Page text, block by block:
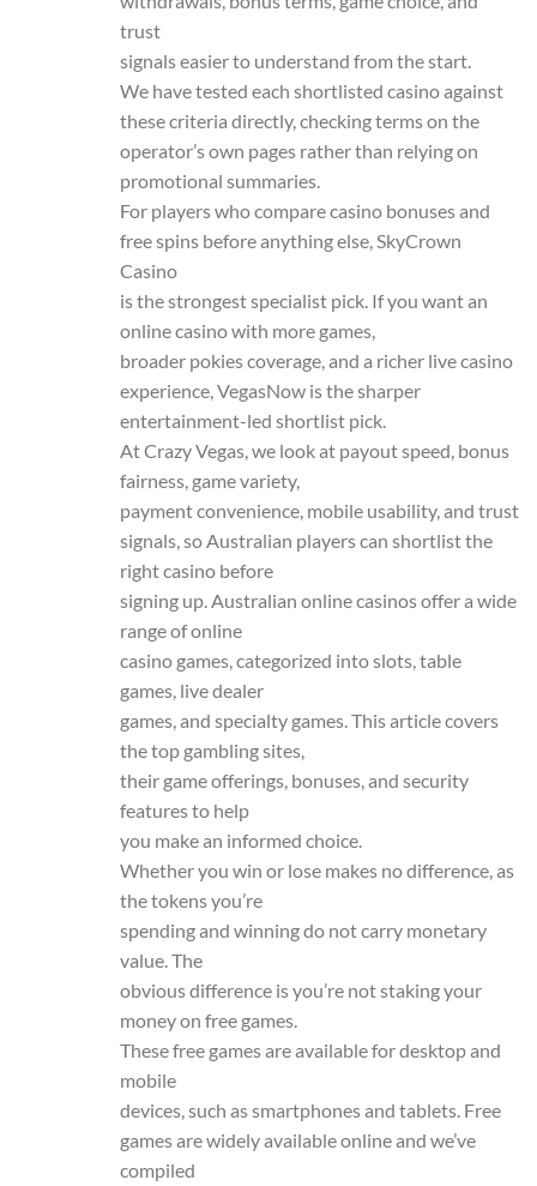
trust
signals easier to understand from the start.
We have tested each shortlisted casino against
these criteria directly, checking terms on the
operator’s own pages rather than relying on
promotional summaries.
For players who compare casino bonuses and
free spins before anything else, SkyCrown
Casino
is the strongest specialist pick. If you want an
online casino with more games,
broader pokies coverage, and a richer live casino
experience, VegasNow is the sharper
entertainment-led shortlist pick.
At Crazy Vegas, we look at payout speed, bonus
fairness, game variety,
payment convenience, mobile usability, and trust
signals, so Australian players can shortlist the
right casino before
signing up. Australian online casinos offer a wide
range of online
casino games, categorized into slots, table
games, live dealer
games, and specialty games. This article covers
the top gambling sites,
their game offerings, bonuses, and security
features to help
you make an informed choice.
Whether you win or lose makes no difference, as
the tokens you’re
spending and winning do not carry monetary
value. The
obvious difference is you’re not staking your
money on free games.
These free games are available for desktop and
mobile
devices, such as smartphones and tablets. Free
games are widely available online and we’ve
compiled